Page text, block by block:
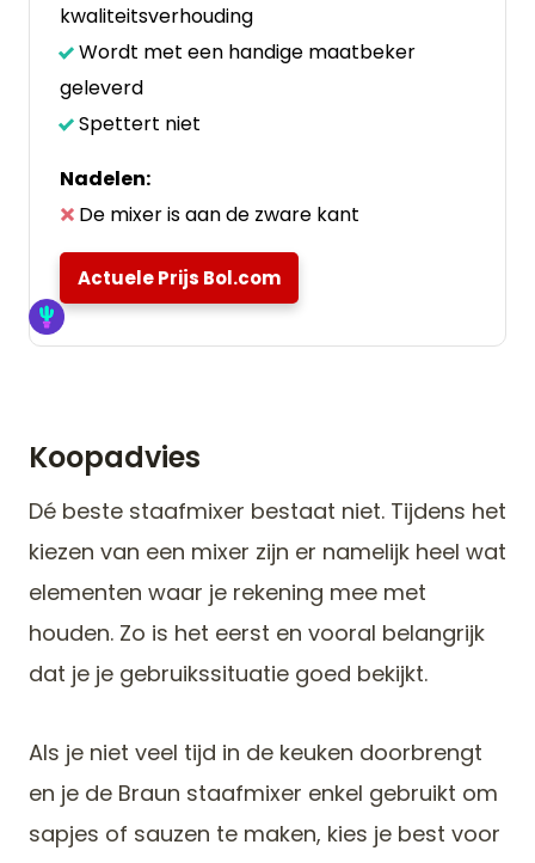
kwaliteitsverhouding
Wordt met een handige maatbeker
geleverd
Spettert niet
Nadelen:
De mixer is aan de zware kant
Actuele Prijs Bol.com
Koopadvies
Dé beste staafmixer bestaat niet. Tijdens het
kiezen van een mixer zijn er namelijk heel wat
elementen waar je rekening mee met
houden. Zo is het eerst en vooral belangrijk
dat je je gebruikssituatie goed bekijkt.
Als je niet veel tijd in de keuken doorbrengt
en je de Braun staafmixer enkel gebruikt om
sapjes of sauzen te maken, kies je best voor